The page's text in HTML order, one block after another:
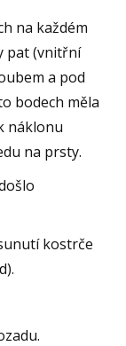
na každém
pat (vnitřní
a pod
bodech měla
náklonu
na prsty.
kostrče